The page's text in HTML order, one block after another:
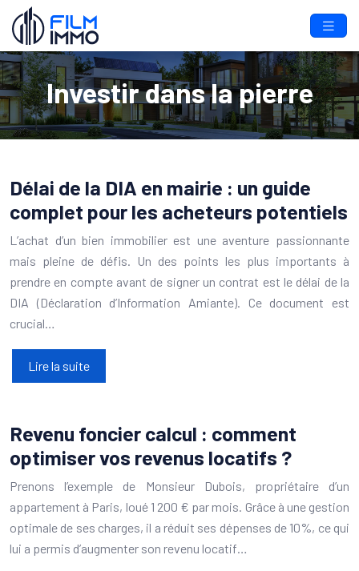
Investir dans la pierre
Délai de la DIA en mairie : un guide
complet pour les acheteurs potentiels
L’achat d’un bien immobilier est une aventure passionnante
mais pleine de défis. Un des points les plus importants à
prendre en compte avant de signer un contrat est le délai de la
DIA (Déclaration d’Information Amiante). Ce document est
crucial…
Lire la suite
Revenu foncier calcul : comment
optimiser vos revenus locatifs ?
Prenons l’exemple de Monsieur Dubois, propriétaire d’un
appartement à Paris, loué 1 200 € par mois. Grâce à une gestion
optimale de ses charges, il a réduit ses dépenses de 10%, ce qui
lui a permis d’augmenter son revenu locatif…